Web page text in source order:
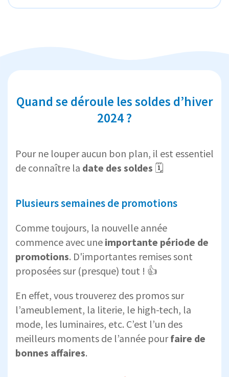
Quand se déroule les soldes d’hiver
2024 ?
Pour ne louper aucun bon plan, il est essentiel
de connaître la date des soldes 🗓️
Plusieurs semaines de promotions
Comme toujours, la nouvelle année
commence avec une importante période de
promotions. D'importantes remises sont
proposées sur (presque) tout ! 👍
En effet, vous trouverez des promos sur
l’ameublement, la literie, le high-tech, la
mode, les luminaires, etc. C’est l’un des
meilleurs moments de l’année pourfaire de
bonnes affaires.